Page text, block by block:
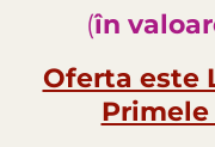
(în
Oferta este
Primele